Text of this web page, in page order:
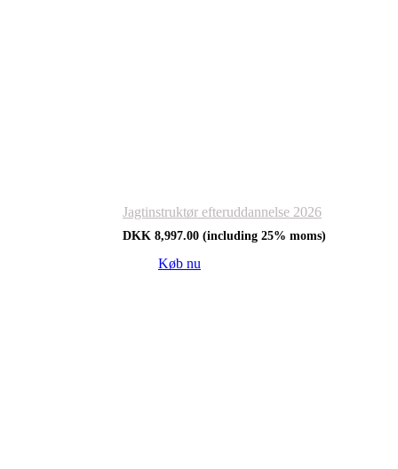
Jagtinstruktør efteruddannelse 2026
DKK 8,997.00 (including 25% moms)
Køb nu